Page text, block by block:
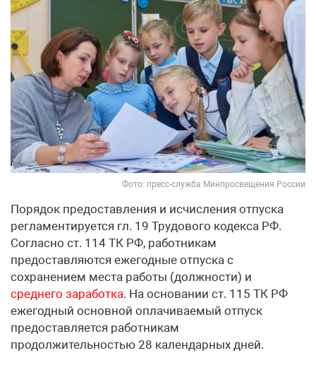
Фото: пресс-служба Минпросвещения России
Порядок предоставления и исчисления отпуска
регламентируется гл. 19 Трудового кодекса РФ.
Согласно ст. 114 ТК РФ, работникам
предоставляются ежегодные отпуска с
сохранением места работы (должности) и
среднего заработка. На основании ст. 115 ТК РФ
ежегодный основной оплачиваемый отпуск
предоставляется работникам
продолжительностью 28 календарных дней.